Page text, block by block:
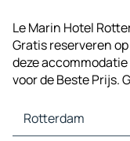
Le Marin Hotel
Gratis reserveren
deze
voor de Beste Prijs.
Rotterdam